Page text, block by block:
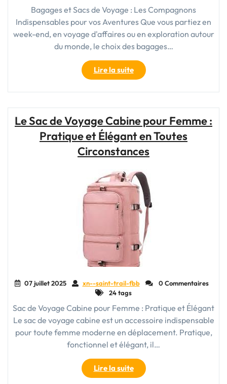
Style"
Bagages et Sacs de Voyage : Les Compagnons
Indispensables pour vos Aventures Que vous partiez en
week-end, en voyage d'affaires ou en exploration autour
du monde, le choix des bagages…
Lire la suite"Guide
Pratique
pour
Bagages
et
de
Voyage
Idéaux"
Le Sac de Voyage Cabine pour Femme :
Pratique et Élégant en Toutes
Circonstances
07 juillet 2025 xn--saint-trail-fbb
0 Commentaires
24 tags
Sac de Voyage Cabine pour Femme : Pratique et Élégant
Le sac de voyage cabine est un accessoire indispensable
pour toute femme moderne en déplacement. Pratique,
fonctionnel et élégant, il…
Lire la suite"Le
Sac